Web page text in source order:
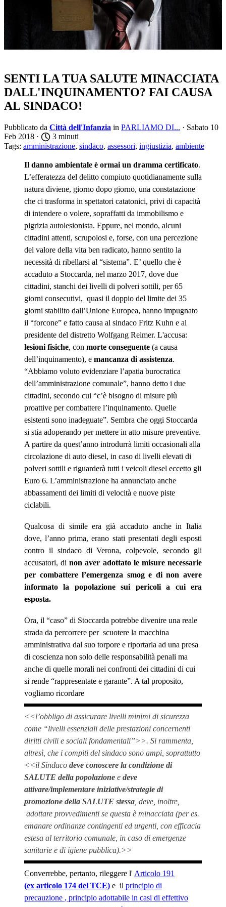
SENTI LA TUA SALUTE MINACCIATA
DALL'INQUINAMENTO? FAI CAUSA
AL SINDACO!
Pubblicato da Città dell'Infanzia in PARLIAMO DI... · Sabato 10
Feb 2018 ·
3 minuti
Tags: amministrazione, sindaco, assessori, ingiustizia, ambiente
Il danno ambientale è ormai un dramma certificato.
L’efferatezza del delitto compiuto quotidianamente sulla
natura diviene, giorno dopo giorno, una constatazione
che ci trasforma in spettatori catatonici, privi di capacità
di intendere o volere, sopraffatti da immobilismo e
pigrizia autolesionista. Eppure, nel mondo, alcuni
cittadini attenti, scrupolosi e, forse, con una percezione
del valore della vita ben radicato, hanno sentito la
necessità di ribellarsi al “sistema”. E’ quello che è
accaduto a Stoccarda, nel marzo 2017, dove due
cittadini, stanchi dei livelli di polveri sottili, per 65
giorni consecutivi, quasi il doppio del limite dei 35
giorni stabilito dall’Unione Europea, hanno impugnato
il “forcone” e fatto causa al sindaco Fritz Kuhn e al
presidente del distretto Wolfgang Reimer. L'accusa:
lesioni fisiche, con morte conseguente (a causa
dell’inquinamento), e mancanza di assistenza.
“Abbiamo voluto evidenziare l’apatia burocratica
dell’amministrazione comunale”, hanno detto i due
cittadini, secondo cui “c’è bisogno di misure più
proattive per combattere l’inquinamento. Quelle
esistenti sono inadeguate”. Sembra che oggi Stoccarda
si stia adoperando per mettere in atto misure preventive.
A partire da quest’anno introdurrà limiti occasionali alla
circolazione di auto diesel, in caso di livelli elevati di
polveri sottili e riguarderà tutti i veicoli diesel eccetto gli
Euro 6. L’amministrazione ha annunciato anche
abbassamenti dei limiti di velocità e nuove piste
ciclabili.
Qualcosa di simile era già accaduto anche in Italia
dove, l’anno prima, erano stati presentati degli esposti
contro il sindaco di Verona, colpevole, secondo gli
accusatori, dinon aver adottato le misure necessarie
per combattere l’emergenza smog e di non avere
informato la popolazione sui pericoli a cui era
esposta.
Ora, il “caso” di Stoccarda potrebbe divenire una reale
strada da percorrere per scuotere la macchina
amministrativa dal suo torpore e riportarla ad una presa
di coscienza non solo delle responsabilità penali ma
anche di quelle morali nei confronti dei cittadini di cui
si rende “rappresentate e garante”. A tal proposito,
vogliamo ricordare
<<l’obbligo di assicurare livelli minimi di sicurezza
come “livelli essenziali delle prestazioni concernenti
diritti civili e sociali fondamentali”>>. Si rammenta,
altresì, che i compiti del sindaco sono ampi, soprattutto
<<il Sindaco deve conoscere la condizione di
SALUTE della popolazione e deve
attivare/implementare iniziative/strategie di
promozione della SALUTE stessa , deve, inoltre,
adottare provvedimenti se questa è minacciata (per es.
emanare ordinanze contingenti ed urgenti, con efficacia
estesa al territorio comunale, in caso di emergenze
sanitarie e di igiene pubblica).>>
Converrebbe, pertanto, rileggere l' Articolo 191
(ex articolo 174 del TCE) e il principio di
precauzione , principio adottabile in casi di effettivo